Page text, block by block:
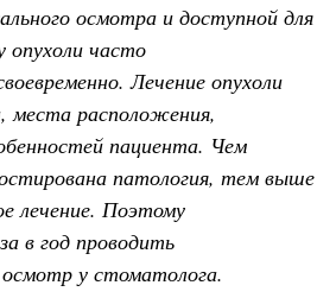
осмотра и доступной для
опухоли часто
Лечение опухоли
места расположения,
пациента. Чем
патология, тем выше
лечение. Поэтому
в год проводить
у стоматолога.